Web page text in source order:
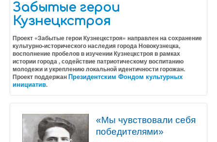
Забытые герои
Кузнецкстроя
Проект «Забытые герои Кузнецкстроя» направлен на сохранение
культурно-исторического наследия города Новокузнецка,
восполнение пробелов в изучении Кузнецкстроя в рамках
истории города , содействие патриотическому воспитанию
молодежи и укреплению локальной идентичности горожан.
Проект поддержанПрезидентским Фондом культурных
инициатив.
«Мы чувствовали себя
победителями»